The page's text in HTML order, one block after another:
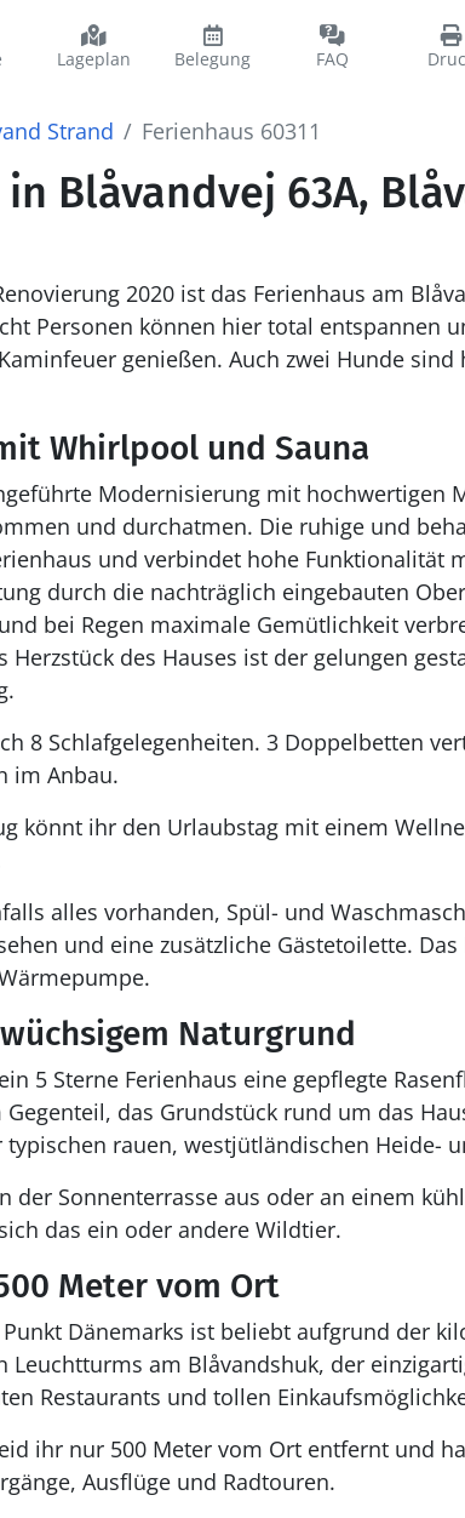
Lageplan Belegung FAQ
Strand Ferienhaus 60311
in Blåvandvej 63A,
2020 ist das Ferienhaus am
Personen können hier total entspannen
genießen. Auch zwei Hunde sind
Whirlpool und Sauna
Modernisierung mit hochwertigen
und durchatmen. Die ruhige und
und verbindet hohe Funktionalität
durch die nachträglich eingebauten
bei Regen maximale Gemütlichkeit
des Hauses ist der gelungen
8 Schlafgelegenheiten. 3 Doppelbetten
im Anbau.
könnt ihr den Urlaubstag mit einem
alles vorhanden, Spül- und
und eine zusätzliche Gästetoilette.
Naturgrund
5 Sterne Ferienhaus eine gepflegte
das Grundstück rund um das
rauen, westjütländischen Heide-
der Sonnenterrasse aus oder an einem
das ein oder andere Wildtier.
Meter vom Ort
Dänemarks ist beliebt aufgrund der
Leuchtturms am Blåvandshuk, der
Restaurants und tollen
ihr nur 500 Meter vom Ort entfernt und
Ausflüge und Radtouren.